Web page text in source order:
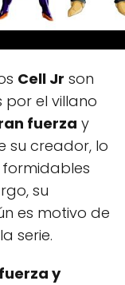
Cell Jr son
el villano
fuerza y
su creador, lo
formidables
su
es motivo de
serie.
fuerza y